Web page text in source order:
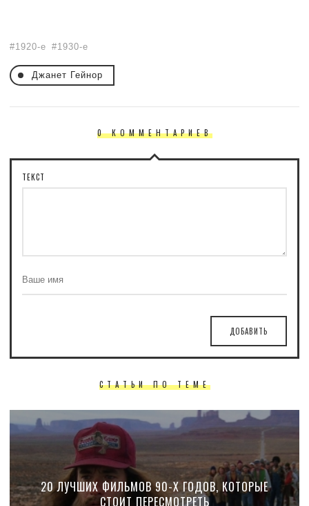
1920-е 1930-е
Джанет Гейнор
0 КОММЕНТАРИЕВ
ТЕКСТ
ДОБАВИТЬ
СТАТЬИ ПО ТЕМЕ
20 ЛУЧШИХ ФИЛЬМОВ 90-Х ГОДОВ, КОТОРЫЕ
СТОИТ ПЕРЕСМОТРЕТЬ